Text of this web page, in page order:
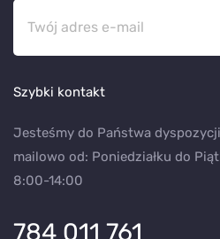
Szybki kontakt
Jesteśmy do Państwa
mailowo od: Poniedziałku do
8:00-14:00
784 011 761